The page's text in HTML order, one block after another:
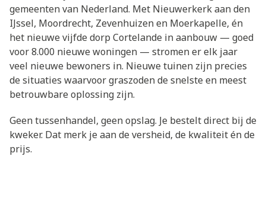
gemeenten van Nederland. Met Nieuwerkerk aan den
IJssel, Moordrecht, Zevenhuizen en Moerkapelle, én
het nieuwe vijfde dorp Cortelande in aanbouw — goed
voor 8.000 nieuwe woningen — stromen er elk jaar
veel nieuwe bewoners in. Nieuwe tuinen zijn precies
de situaties waarvoor graszoden de snelste en meest
betrouwbare oplossing zijn.
Geen tussenhandel, geen opslag. Je bestelt direct bij de
kweker. Dat merk je aan de versheid, de kwaliteit én de
prijs.